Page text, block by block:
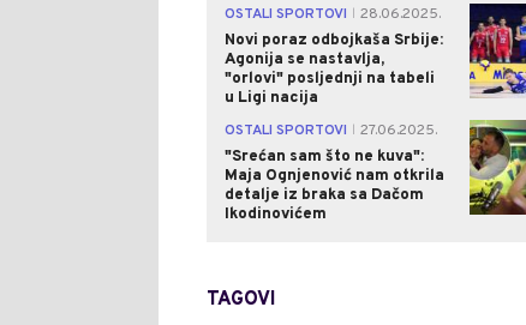
OSTALI SPORTOVI
28.06.2025.
Novi poraz odbojkaša Srbije:
Agonija se nastavlja,
"orlovi" posljednji na tabeli
u Ligi nacija
OSTALI SPORTOVI
27.06.2025.
"Srećan sam što ne kuva":
Maja Ognjenović nam otkrila
detalje iz braka sa Dačom
Ikodinovićem
TAGOVI